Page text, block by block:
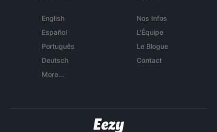
English
Español
Português
Deutsch
More...
Nos Infos
L'Équipe
Le Blogue
Contact